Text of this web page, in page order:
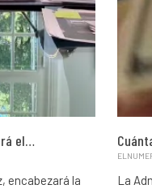
el…
encabezará la
La